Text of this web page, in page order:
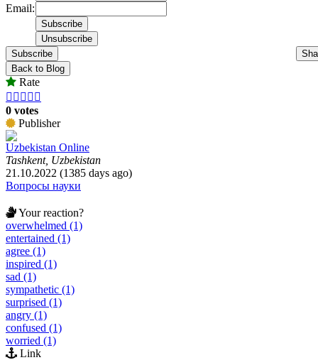
Email:
Subscribe
Back to Blog
Rate
    
0 votes
Publisher
Uzbekistan Online
Tashkent, Uzbekistan
21.10.2022 (1385 days ago)
Вопросы науки
Your reaction?
overwhelmed (1)
entertained (1)
agree (1)
inspired (1)
sad (1)
sympathetic (1)
surprised (1)
angry (1)
confused (1)
worried (1)
Link